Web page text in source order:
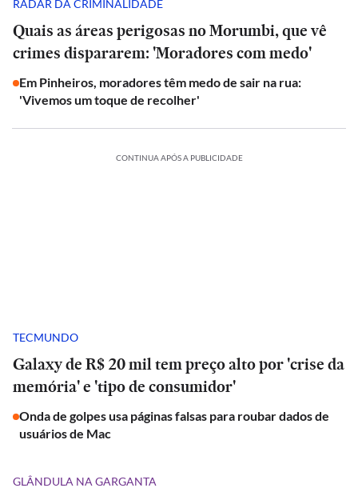
RADAR DA CRIMINALIDADE
Quais as áreas perigosas no Morumbi, que vê
crimes dispararem: 'Moradores com medo'
Em Pinheiros, moradores têm medo de sair na rua:
'Vivemos um toque de recolher'
CONTINUA APÓS A PUBLICIDADE
TECMUNDO
Galaxy de R$ 20 mil tem preço alto por 'crise da
memória' e 'tipo de consumidor'
Onda de golpes usa páginas falsas para roubar dados de
usuários de Mac
GLÂNDULA NA GARGANTA